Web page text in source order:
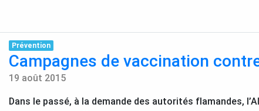
Prévention
Campagnes de vaccination
19 août 2015
Dans le passé, à la demande des autorités flamandes, l’